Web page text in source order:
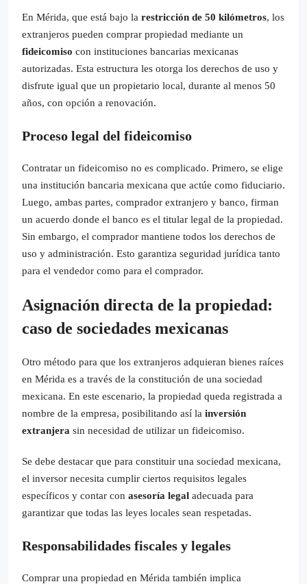
En Mérida, que está bajo la restricción de 50 kilómetros, los
extranjeros pueden comprar propiedad mediante un
fideicomiso con instituciones bancarias mexicanas
autorizadas. Esta estructura les otorga los derechos de uso y
disfrute igual que un propietario local, durante al menos 50
años, con opción a renovación.
Proceso legal del fideicomiso
Contratar un fideicomiso no es complicado. Primero, se elige
una institución bancaria mexicana que actúe como fiduciario.
Luego, ambas partes, comprador extranjero y banco, firman
un acuerdo donde el banco es el titular legal de la propiedad.
Sin embargo, el comprador mantiene todos los derechos de
uso y administración. Esto garantiza seguridad jurídica tanto
para el vendedor como para el comprador.
Asignación directa de la propiedad:
caso de sociedades mexicanas
Otro método para que los extranjeros adquieran bienes raíces
en Mérida es a través de la constitución de una sociedad
mexicana. En este escenario, la propiedad queda registrada a
nombre de la empresa, posibilitando así la inversión
extranjera sin necesidad de utilizar un fideicomiso.
Se debe destacar que para constituir una sociedad mexicana,
el inversor necesita cumplir ciertos requisitos legales
específicos y contar con asesoría legal adecuada para
garantizar que todas las leyes locales sean respetadas.
Responsabilidades fiscales y legales
Comprar una propiedad en Mérida también implica